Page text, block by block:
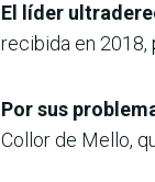
El líder
recibida en 2018,
Por sus
Collor de Mello,